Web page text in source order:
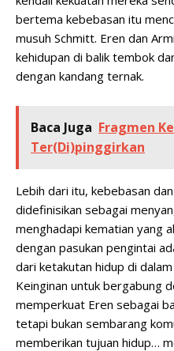
bertema kebebasan itu
musuh Schmitt. Eren dan
kehidupan di balik tembok
dengan kandang ternak.
Baca Juga Fragmen
Ter(Di)pinggirkan
Lebih dari itu, kebebasan
didefinisikan sebagai
menghadapi kematian yang
dengan pasukan pengintai
dari ketakutan hidup di
Keinginan untuk bergabung
memperkuat Eren sebagai
tetapi bukan sembarang
memberikan tujuan hidup…